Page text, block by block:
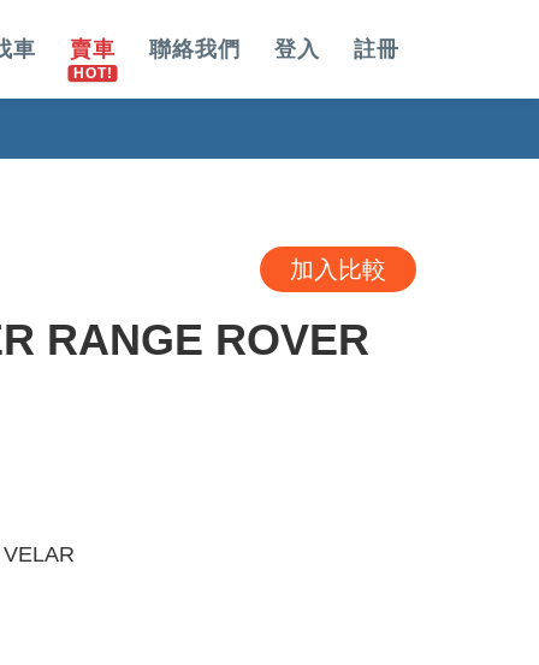
車 賣車 聯絡我們 登入 註冊
加入比較
RANGE ROVER